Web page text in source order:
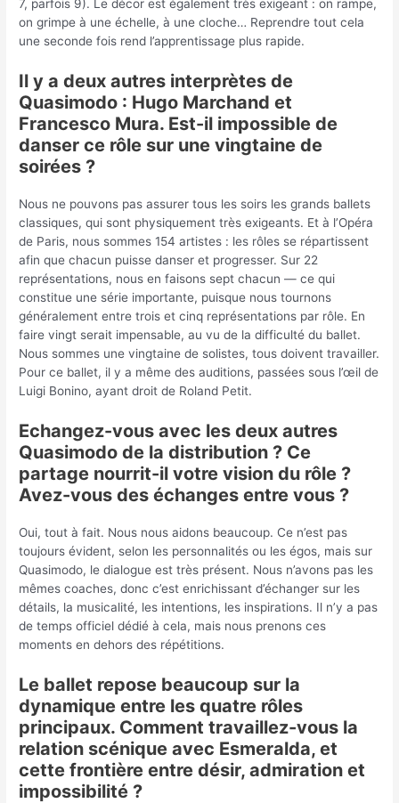
7, parfois 9). Le décor est également très exigeant : on rampe,
on grimpe à une échelle, à une cloche… Reprendre tout cela
une seconde fois rend l’apprentissage plus rapide.
Il y a deux autres interprètes de
Quasimodo : Hugo Marchand et
Francesco Mura. Est-il impossible de
danser ce rôle sur une vingtaine de
soirées ?
Nous ne pouvons pas assurer tous les soirs les grands ballets
classiques, qui sont physiquement très exigeants. Et à l’Opéra
de Paris, nous sommes 154 artistes : les rôles se répartissent
afin que chacun puisse danser et progresser. Sur 22
représentations, nous en faisons sept chacun — ce qui
constitue une série importante, puisque nous tournons
généralement entre trois et cinq représentations par rôle. En
faire vingt serait impensable, au vu de la difficulté du ballet.
Nous sommes une vingtaine de solistes, tous doivent travailler.
Pour ce ballet, il y a même des auditions, passées sous l’œil de
Luigi Bonino, ayant droit de Roland Petit.
Echangez-vous avec les deux autres
Quasimodo de la distribution ? Ce
partage nourrit-il votre vision du rôle ?
Avez-vous des échanges entre vous ?
Oui, tout à fait. Nous nous aidons beaucoup. Ce n’est pas
toujours évident, selon les personnalités ou les égos, mais sur
Quasimodo, le dialogue est très présent. Nous n’avons pas les
mêmes coaches, donc c’est enrichissant d’échanger sur les
détails, la musicalité, les intentions, les inspirations. Il n’y a pas
de temps officiel dédié à cela, mais nous prenons ces
moments en dehors des répétitions.
Le ballet repose beaucoup sur la
dynamique entre les quatre rôles
principaux. Comment travaillez-vous la
relation scénique avec Esmeralda, et
cette frontière entre désir, admiration et
impossibilité ?